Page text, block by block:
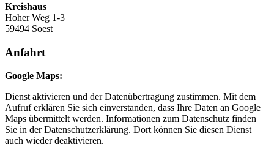
Kreishaus
Hoher Weg 1-3
59494 Soest
Anfahrt
Google Maps:
Dienst aktivieren und der Datenübertragung zustimmen. Mit dem
Aufruf erklären Sie sich einverstanden, dass Ihre Daten an Google
Maps übermittelt werden. Informationen zum Datenschutz finden
Sie in der Datenschutzerklärung. Dort können Sie diesen Dienst
auch wieder deaktivieren.